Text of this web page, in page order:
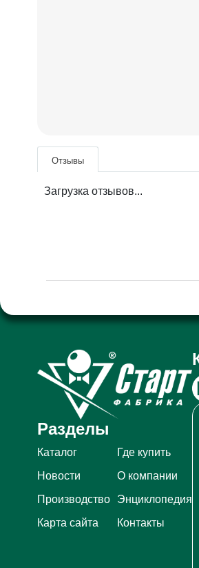
Отзывы
Загрузка отзывов...
Разделы
Каталог
Где купить
Новости
О компании
Производство
Энциклопедия
Карта сайта
Контакты